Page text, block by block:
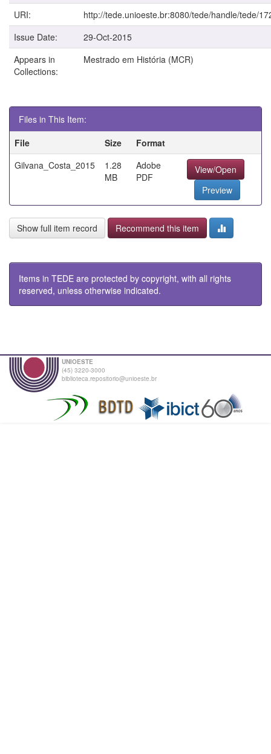
URI:
http://tede.unioeste.br:8080/tede/handle/tede/
Issue Date:
29-Oct-2015
Appears in
Collections:
Mestrado em História (MCR)
Files in This Item:
File
Size
Format
Gilvana_Costa_2015
1.28
MB
Adobe
PDF
View/Open
Preview
Show full item record Recommend this item
Items in TEDE are protected by copyright, with all rights
reserved, unless otherwise indicated.
UNIOESTE
(45) 3220-3000
biblioteca.repositorio@unioeste.br